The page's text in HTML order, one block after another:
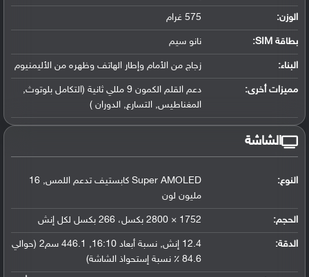
الوزن: 575 غرام
بطاقة SIM: نانو سيم
البناء: زجاج من الأمام وإطار الهاتف وظهره من الأليمنيوم
مميزات أخرى:
دعم القلم الكمون 9 مللي ثانية (التكامل بلوتوث,
المغناطيس, التسارع, الدوران )
الشاشة
النوع:
Super AMOLED كابستيف تدعم اللمس, 16
مليون لون
الحجم: 1752 × 2800 بكسل، 266 بكسل لكل إنش
الدقة:
12.4 إنش, نسبة أبعاد 16:10, 446.1 سم2 (حوالي
84.6 ٪ نسبة إستحواذ الشاشة)